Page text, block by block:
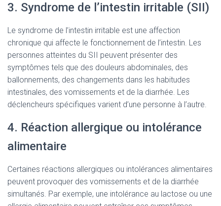
3. Syndrome de l’intestin irritable (SII)
Le syndrome de l’intestin irritable est une affection
chronique qui affecte le fonctionnement de l’intestin. Les
personnes atteintes du SII peuvent présenter des
symptômes tels que des douleurs abdominales, des
ballonnements, des changements dans les habitudes
intestinales, des vomissements et de la diarrhée. Les
déclencheurs spécifiques varient d’une personne à l’autre.
4. Réaction allergique ou intolérance
alimentaire
Certaines réactions allergiques ou intolérances alimentaires
peuvent provoquer des vomissements et de la diarrhée
simultanés. Par exemple, une intolérance au lactose ou une